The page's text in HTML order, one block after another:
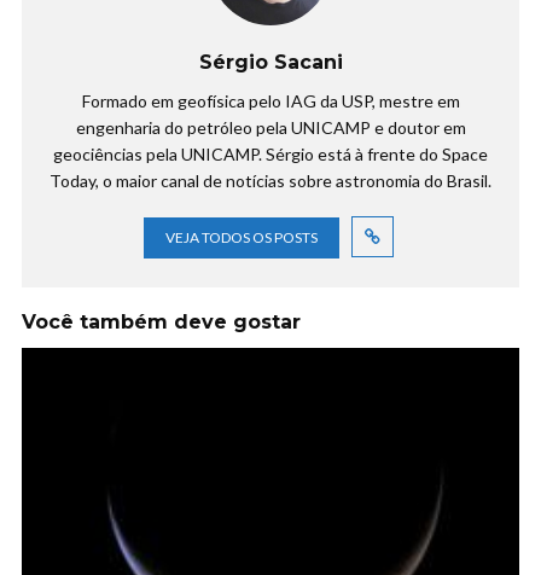
Sérgio Sacani
Formado em geofísica pelo IAG da USP, mestre em
engenharia do petróleo pela UNICAMP e doutor em
geociências pela UNICAMP. Sérgio está à frente do Space
Today, o maior canal de notícias sobre astronomia do Brasil.
VEJA TODOS OS POSTS
Você também deve gostar